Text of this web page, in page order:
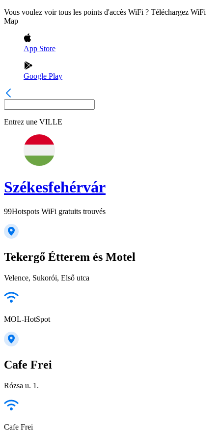
Vous voulez voir tous les points d'accès WiFi ? Téléchargez WiFi
Map
App Store
Google Play
Entrez une VILLE
Székesfehérvár
99Hotspots WiFi gratuits trouvés
Tekergő Étterem és Motel
Velence, Sukorói, Első utca
MOL-HotSpot
Cafe Frei
Rózsa u. 1.
Cafe Frei